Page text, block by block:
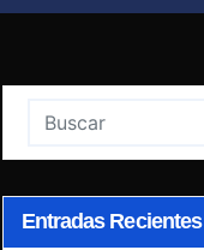
Entradas Recientes